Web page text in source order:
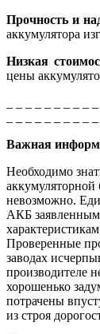
Прочность и
аккумулятора
Низкая
цены
Важная
Необходимо
аккумуляторной
невозможно.
АКБ
Проверенные
заводах
производителе
хорошенько
потрачены
из строя